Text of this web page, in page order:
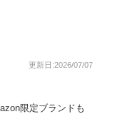
更新日:2026/07/07
限定ブランドも